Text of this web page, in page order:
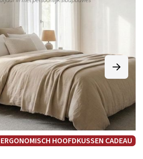
ERGONOMISCH HOOFDKUSSEN CADEAU